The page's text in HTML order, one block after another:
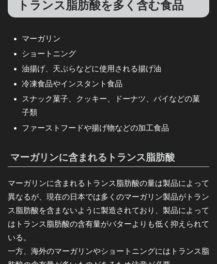
トランス脂肪酸を多く含む食品
マーガリン
ショートニング
油揚げ、天ぷらなどに使用される揚げ油
冷凍食品やインスタント食品
スナック菓子、クッキー、ドーナツ、パイなどの菓
子類
ファーストフードや揚げ物などの加工食品
マーガリンに含まれるトランス脂肪酸
マーガリンに含まれるトランス脂肪酸の量は製品によって
異なるが、現在の日本では多くのマーガリン製品がトラン
ス脂肪酸を含まないように製造されており、製品によって
はトランス脂肪酸の含有量がバターよりも低く抑えられて
いる。
一方、海外のマーガリンやショートニングにはトランス脂